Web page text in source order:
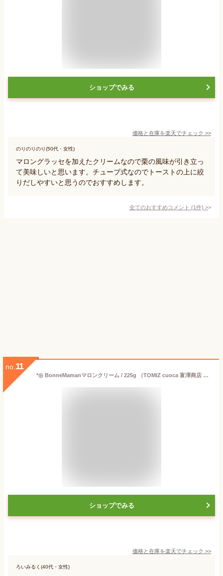
ショップでみる
価格と在庫を楽天でチェック >>
のりのりのり(50代・女性)
マロングラッセを加えたクリームなので栗の風味が引き立っ
て美味しいと思います。チューブ式なのでトーストの上に絞
りだしやすいと思うのでおすすめします。
全てのおすすめコメント (1件) >
no. 11
*◎ BonneMamanマロンクリーム / 225g （TOMIZ cuoca 富澤商店 クオカ）
ショップでみる
価格と在庫を楽天でチェック >>
ろいみるく(40代・女性)